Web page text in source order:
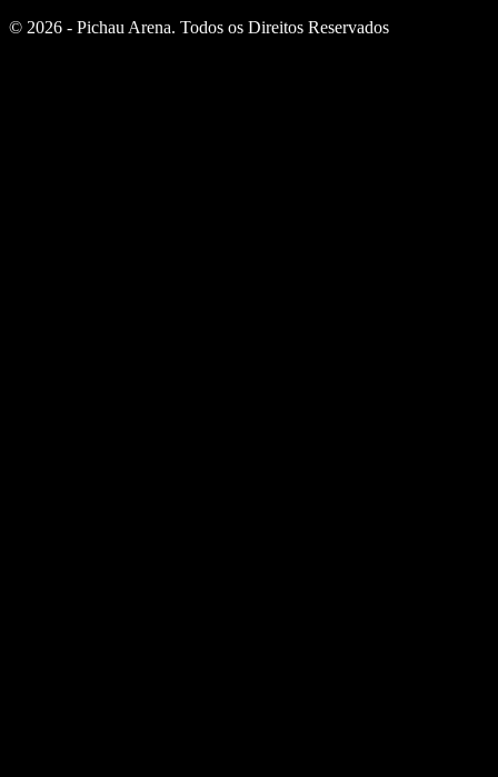
© 2026 - Pichau Arena. Todos os Direitos Reservados